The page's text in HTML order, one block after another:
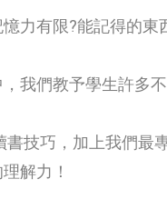
力有限?能記得的東
我們教予學生許多
書技巧，加上我們最
解力！